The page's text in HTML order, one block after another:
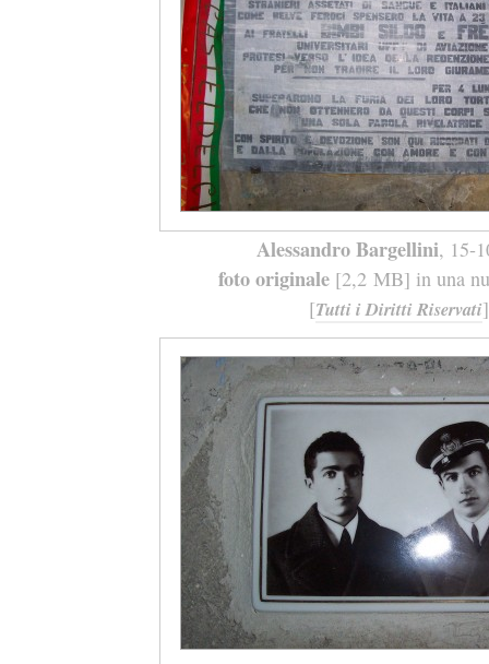
Alessandro Bargellini, 15-
foto originale[2,2 MB] in una
[Tutti i Diritti Riservati]